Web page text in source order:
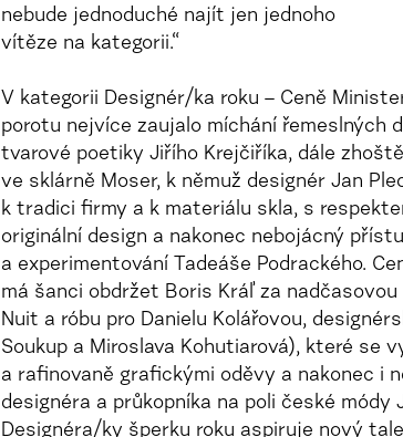
nebude jednoduché najít jen jednoho
vítěze na kategorii.“
V kategorii Designér/ka roku – Ceně
porotu nejvíce zaujalo míchání řemeslných
tvarové poetiky Jiřího Krejčiříka, dále
ve sklárně Moser, k němuž designér Jan
k tradici firmy a k materiálu skla, s
originální design a nakonec nebojácný
a experimentování Tadeáše Podrackého.
má šanci obdržet Boris Kráľ za
Nuit a róbu pro Danielu Kolářovou,
Soukup a Miroslava Kohutiarová), které se
a rafinovaně grafickými oděvy a nakonec i
designéra a průkopníka na poli české módy
Designéra/ky šperku roku aspiruje nový